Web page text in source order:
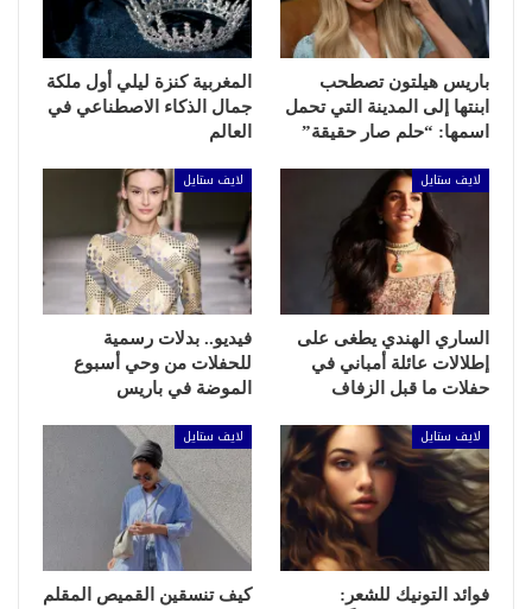
باريس هيلتون تصطحب
ابنتها إلى المدينة التي تحمل
اسمها: “حلم صار حقيقة”
المغربية كنزة ليلي أول ملكة
جمال الذكاء الاصطناعي في
العالم
لايف ستايل
الساري الهندي يطغى على
إطلالات عائلة أمباني في
حفلات ما قبل الزفاف
لايف ستايل
فيديو.. بدلات رسمية
للحفلات من وحي أسبوع
الموضة في باريس
لايف ستايل
فوائد التونيك للشعر:
لايف ستايل
كيف تنسقين القميص المقلم